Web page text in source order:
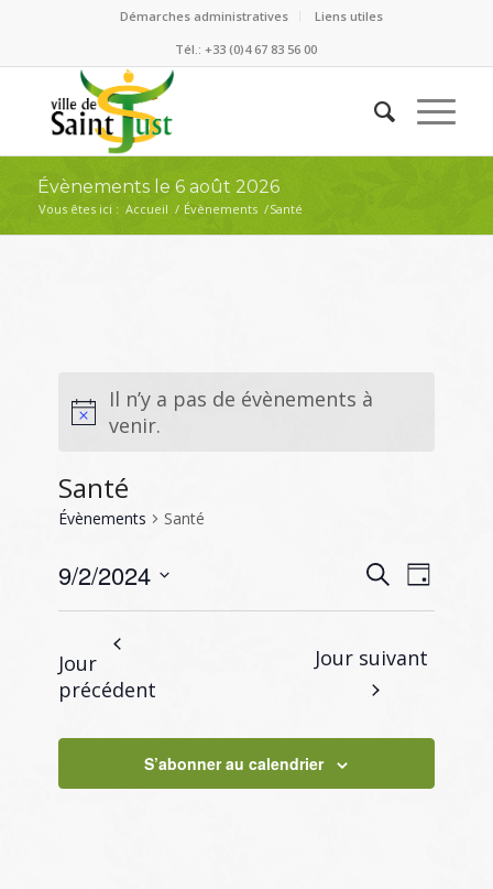
Démarches administratives
Liens utiles
Tél.: +33 (0)4 67 83 56 00
Évènements le 6 août 2026
Vous êtes ici : Accueil / Évènements /Santé
Il n’y a pas de évènements à
venir.
Santé
Évènements Santé
et
de
vues
Recherche
de
vues
Jour
9/2/2024
Sélectionnez
date.
Jour
précédent
Jour suivant
S’abonner au calendrier